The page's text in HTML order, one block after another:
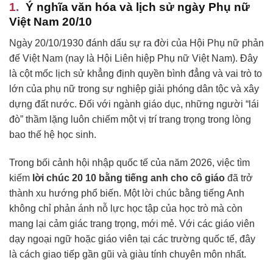
Ý nghĩa văn hóa và lịch sử ngày Phụ nữ
Việt Nam 20/10
Ngày 20/10/1930 đánh dấu sự ra đời của Hội Phụ nữ phản
đế Việt Nam (nay là Hội Liên hiệp Phụ nữ Việt Nam). Đây
là cột mốc lịch sử khẳng định quyền bình đẳng và vai trò to
lớn của phụ nữ trong sự nghiệp giải phóng dân tộc và xây
dựng đất nước. Đối với ngành giáo dục, những người “lái
đò” thầm lặng luôn chiếm một vị trí trang trọng trong lòng
bao thế hệ học sinh.
Trong bối cảnh hội nhập quốc tế của năm 2026, việc tìm
kiếm lời chúc 20 10 bằng tiếng anh cho cô giáo đã trở
thành xu hướng phổ biến. Một lời chúc bằng tiếng Anh
không chỉ phản ánh nỗ lực học tập của học trò mà còn
mang lại cảm giác trang trọng, mới mẻ. Với các giáo viên
dạy ngoại ngữ hoặc giáo viên tại các trường quốc tế, đây
là cách giao tiếp gần gũi và giàu tính chuyên môn nhất.